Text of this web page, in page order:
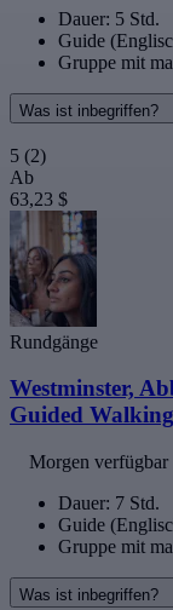
Dauer: 5 Std.
Guide
Gruppe mit
Was ist inbegriffen?
5 (2)
Ab
63,23 $
Rundgänge
Westminster,
Guided
Morgen verfügbar
Dauer: 7 Std.
Guide
Gruppe mit
Was ist inbegriffen?